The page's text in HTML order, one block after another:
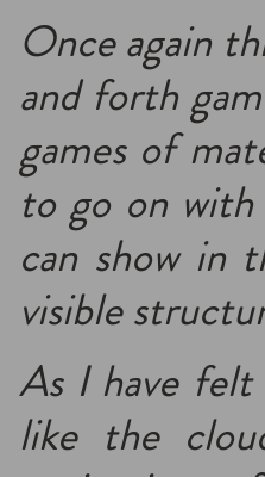
Once again
and forth
games of
to go on with
can show in
visible
As I have felt
like the